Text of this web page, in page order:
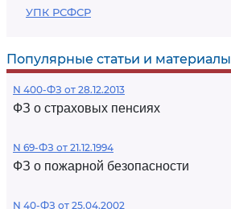
УПК РСФСР
Популярные статьи и материалы
N 400-ФЗ от 28.12.2013
ФЗ о страховых пенсиях
N 69-ФЗ от 21.12.1994
ФЗ о пожарной безопасности
N 40-ФЗ от 25.04.2002